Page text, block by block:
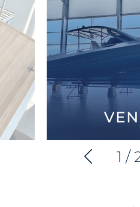
1 /